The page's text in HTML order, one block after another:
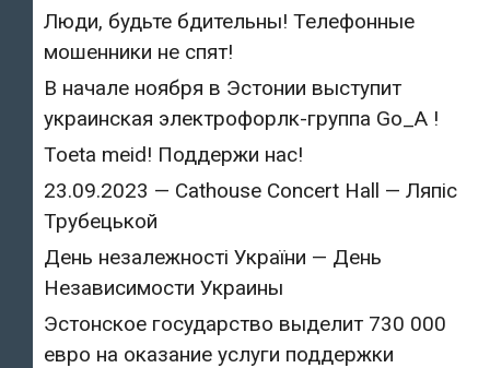
Люди, будьте бдительны! Телефонные
мошенники не спят!
В начале ноября в Эстонии выступит
украинская электрофорлк-группа Go_A !
Toeta meid! Поддержи нас!
23.09.2023 — Cathouse Concert Hall — Ляпіс
Трубецькой
День незалежності України — День
Независимости Украины
Эстонское государство выделит 730 000
евро на оказание услуги поддержки